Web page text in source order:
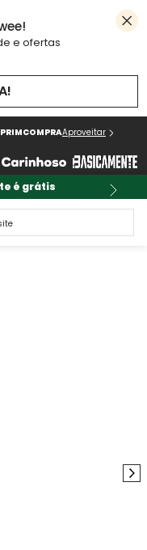
e ofertas
Aproveitar
é grátis